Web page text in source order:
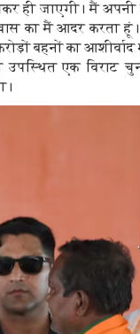
ही जाएगी। मैं अपनी
का मैं आदर करता
बहनों का आशीर्वाद
उपस्थित एक विराट